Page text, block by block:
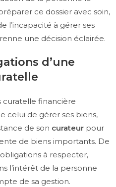
ce dossier avec soin,
l’incapacité à gérer ses
une décision éclairée.
d’une
curatelle financière
celui de gérer ses biens,
de son curateur pour
de biens importants. De
à respecter,
l’intérêt de la personne
de sa gestion.